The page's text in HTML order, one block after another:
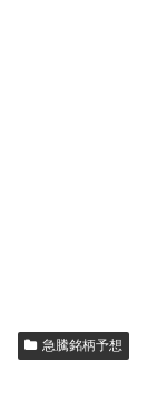
急騰銘柄予想